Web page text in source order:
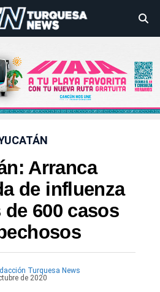
Arranca
de influenza
600 casos
Turquesa News
de 2020